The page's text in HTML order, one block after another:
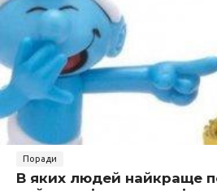
Поради
В яких людей найкраще